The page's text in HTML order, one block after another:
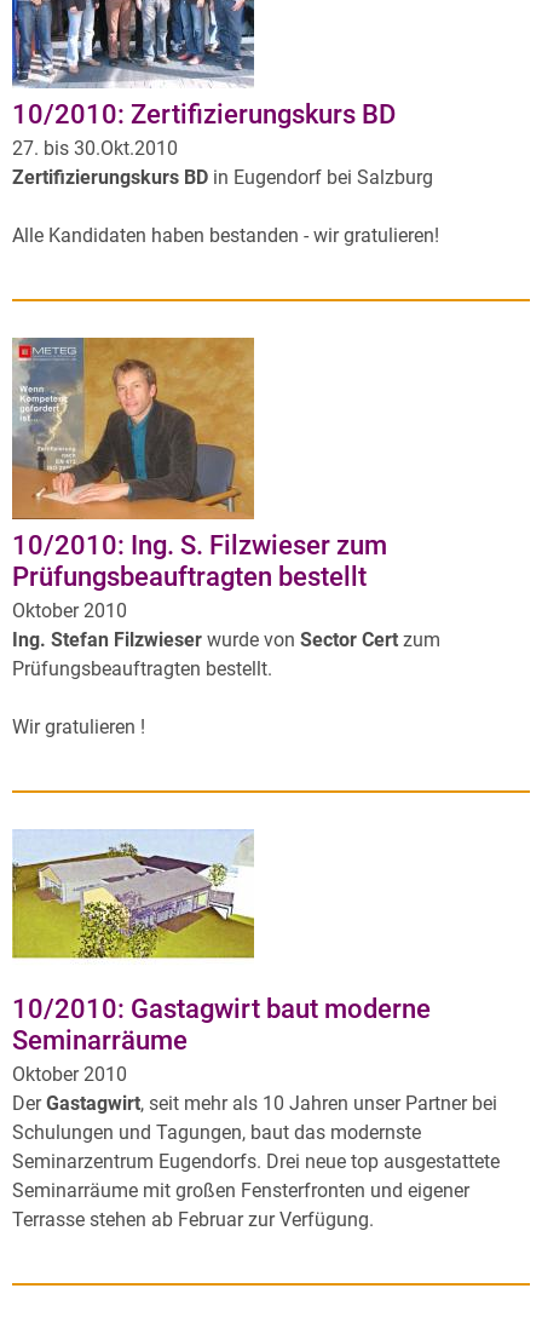
10/2010: Zertifizierungskurs BD
27. bis 30.Okt.2010
Zertifizierungskurs BD in Eugendorf bei Salzburg
Alle Kandidaten haben bestanden - wir gratulieren!
10/2010: Ing. S. Filzwieser zum
Prüfungsbeauftragten bestellt
Oktober 2010
Ing. Stefan Filzwieser wurde von Sector Cert zum
Prüfungsbeauftragten bestellt.
Wir gratulieren !
10/2010: Gastagwirt baut moderne
Seminarräume
Oktober 2010
DerGastagwirt, seit mehr als 10 Jahren unser Partner bei
Schulungen und Tagungen, baut das modernste
Seminarzentrum Eugendorfs. Drei neue top ausgestattete
Seminarräume mit großen Fensterfronten und eigener
Terrasse stehen ab Februar zur Verfügung.